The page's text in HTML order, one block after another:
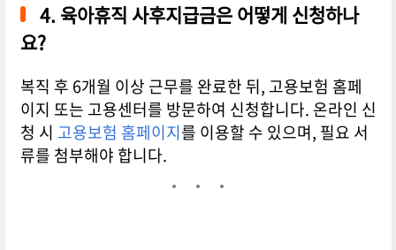
4.육아휴직 사후지급금은 어떻게 신청하나
요?
복직 후 6개월 이상 근무를 완료한 뒤, 고용보험 홈페
이지 또는 고용센터를 방문하여 신청합니다. 온라인 신
청 시 고용보험 홈페이지를 이용할 수 있으며, 필요 서
류를 첨부해야 합니다.